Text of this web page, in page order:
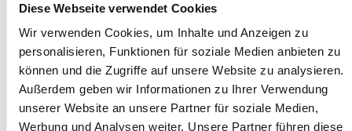
Diese Webseite verwendet Cookies
Wir verwenden Cookies, um Inhalte und Anzeigen zu
personalisieren, Funktionen für soziale Medien anbieten zu
können und die Zugriffe auf unsere Website zu analysieren.
Außerdem geben wir Informationen zu Ihrer Verwendung
unserer Website an unsere Partner für soziale Medien,
Werbung und Analysen weiter. Unsere Partner führen diese
Funden ein Unterkiefer eines Odontoceten (eine dem
Delfin ähnliche Art, die das alte Meer des Alpago
bevölkerte) und außerdem, in der Ausstellung über
Fische, der bekannte Sampierolo, ein endemischer Fisch
des Lago di Santa Croce.